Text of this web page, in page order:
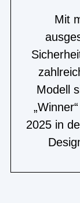
Mit
Modell
2025 in